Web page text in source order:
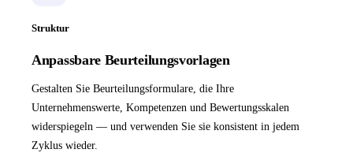
Struktur
Anpassbare Beurteilungsvorlagen
Gestalten Sie Beurteilungsformulare, die Ihre
Unternehmenswerte, Kompetenzen und Bewertungsskalen
widerspiegeln — und verwenden Sie sie konsistent in jedem
Zyklus wieder.